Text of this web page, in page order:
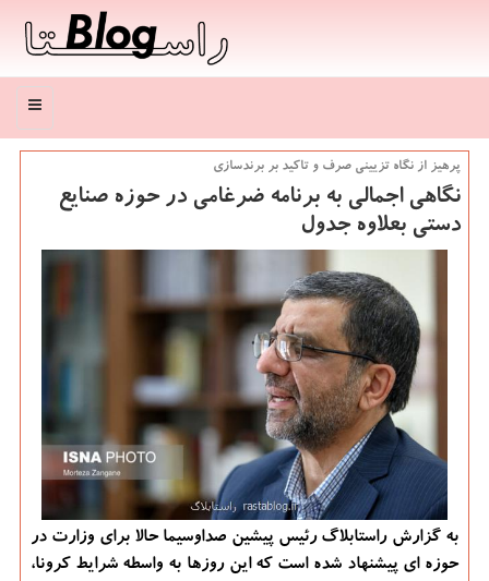
منو
پرهیز از نگاه تزیینی صرف و تاكید بر برندسازی
نگاهی اجمالی به برنامه ضرغامی در حوزه صنایع
دستی بعلاوه جدول
به گزارش راستابلاگ رئیس پیشین صداوسیما حالا برای وزارت در
حوزه ای پیشنهاد شده است که این روزها به واسطه شرایط کرونا،